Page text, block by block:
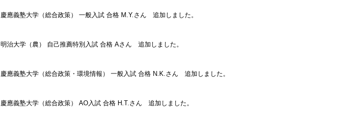
慶應義塾大学（総合政策） 一般入試 合格 M.Y.さん 追加しました。
明治大学（農） 自己推薦特別入試 合格 Aさん 追加しました。
慶應義塾大学（総合政策・環境情報） 一般入試 合格 N.K.さん 追加しました。
慶應義塾大学（総合政策） AO入試 合格 H.T.さん 追加しました。